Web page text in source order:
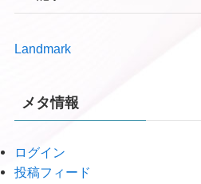
Landmark
メタ情報
ログイン
投稿フィード